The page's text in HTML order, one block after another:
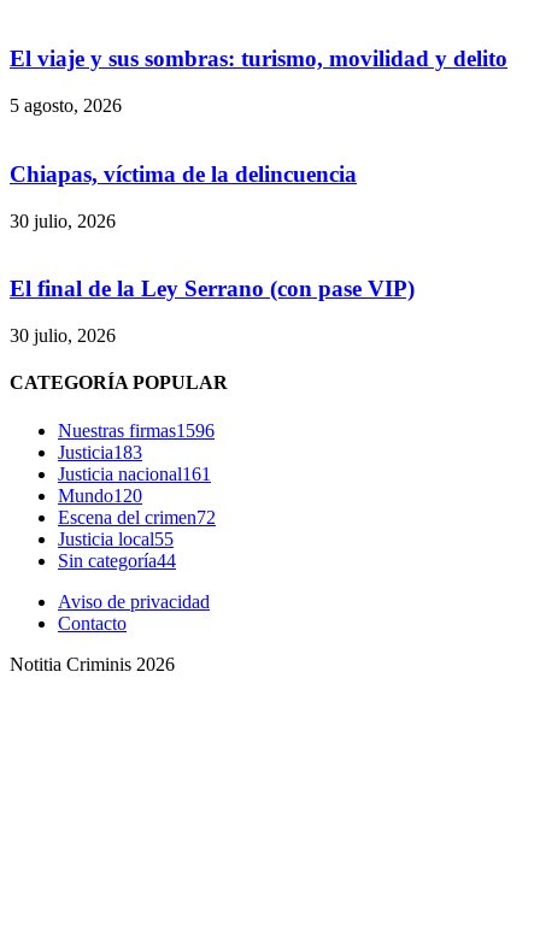
El viaje y sus sombras: turismo, movilidad y delito
5 agosto, 2026
Chiapas, víctima de la delincuencia
30 julio, 2026
El final de la Ley Serrano (con pase VIP)
30 julio, 2026
CATEGORÍA POPULAR
Nuestras firmas1596
Justicia183
Justicia nacional161
Mundo120
Escena del crimen72
Justicia local55
Sin categoría44
Aviso de privacidad
Contacto
Notitia Criminis 2026